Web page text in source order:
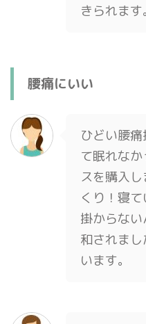
きられます。
腰痛にいい
ひどい腰
て眠れな
スを購入
くり！寝
掛からな
和されま
います。